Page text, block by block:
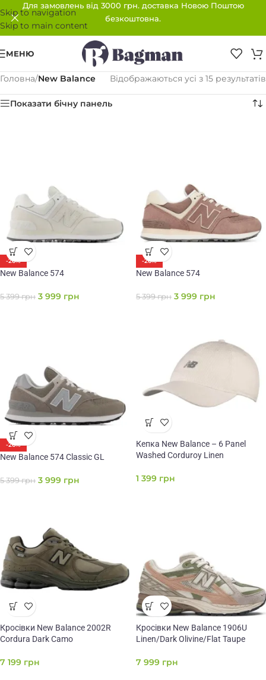
Skip to navigation
Skip to main content
Для замовлень від 3000 грн. доставка Новою Поштою
безкоштовна.
МЕНЮ
Головна/New Balance Відображаються усі з 15 результатів
Показати бічну панель
-26%
New Balance 574
5 399грн 3 999 грн
-26%
New Balance 574
5 399грн 3 999 грн
-26%
New Balance 574 Classic GL
5 399грн 3 999 грн
Кепка New Balance – 6 Panel
Washed Corduroy Linen
1 399 грн
Кросівки New Balance 2002R
Cordura Dark Camo
7 199 грн
Кросівки New Balance 1906U
Linen/Dark Olivine/Flat Taupe
7 999 грн